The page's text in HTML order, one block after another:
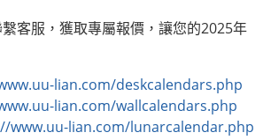
客服，獲取專屬報價，讓您的2025年
lian.com/deskcalendars.php
lian.com/wallcalendars.php
www.uu-lian.com/lunarcalendar.php